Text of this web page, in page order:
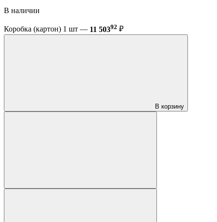
В наличии
Коробка (картон) 1 шт — 11 50392 ₽
В корзину